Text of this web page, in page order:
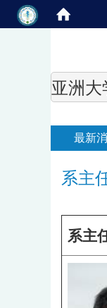
亚洲大
最新
系主
系主